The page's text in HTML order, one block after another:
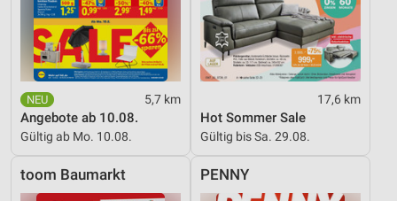
5,7 km
Angebote ab 10.08.
Gültig ab Mo. 10.08.
17,6 km
Hot Sommer Sale
Gültig bis Sa. 29.08.
toom Baumarkt PENNY